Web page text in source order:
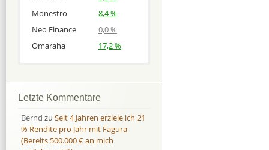
Monestro
8,4 %
Neo Finance
0,0 %
Omaraha
17,2 %
Bondora
Finbee
43,2%
Finbee (CZK)
0,0 %
Bondora
Finbee
35,2%
Finbee (CZK)
0,0 %
Letzte Kommentare
Bernd zu Seit 4 Jahren erziele ich 21
% Rendite pro Jahr mit Fagura
(Bereits 500.000 € an mich